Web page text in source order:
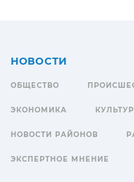
НОВОСТИ
ОБЩЕСТВО
ЭКОНОМИКА
НОВОСТИ РАЙОНОВ
ЭКСПЕРТНОЕ МНЕНИЕ